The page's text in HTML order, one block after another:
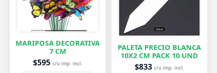
MARIPOSA DECORATIVA
7 CM
$595 c/u imp. incl.
PALETA PRECIO BLANCA
10X2 CM PACK 10 UND
$833 c/u imp. incl.